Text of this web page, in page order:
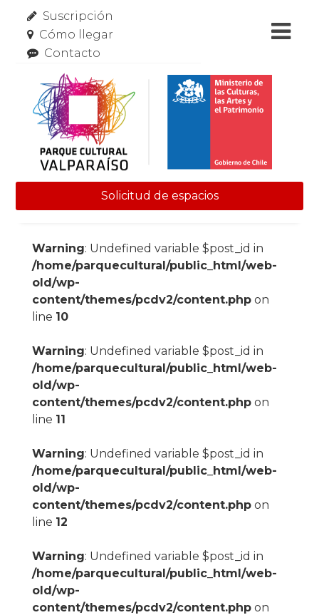
Suscripción
Cómo llegar
Contacto
Solicitud de espacios
Warning: Undefined variable $post_id in
/home/parquecultural/public_html/web-
old/wp-
content/themes/pcdv2/content.phpon
line 10
Warning: Undefined variable $post_id in
/home/parquecultural/public_html/web-
old/wp-
content/themes/pcdv2/content.phpon
line 11
Warning: Undefined variable $post_id in
/home/parquecultural/public_html/web-
old/wp-
content/themes/pcdv2/content.phpon
line 12
Warning: Undefined variable $post_id in
/home/parquecultural/public_html/web-
old/wp-
content/themes/pcdv2/content.phpon